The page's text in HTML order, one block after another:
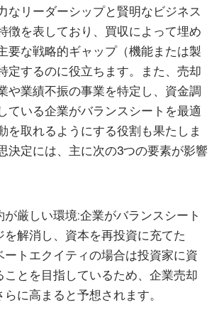
なリーダーシップと賢明なビジネス
徴を表しており、買収によって埋め
要な戦略的ギャップ（機能または製
定するのに役立ちます。また、売却
や業績不振の事業を特定し、資金調
ている企業がバランスシートを最適
を取れるようにする役割も果たしま
決定には、主に次の3つの要素が影響
が厳しい環境:企業がバランスシート
を解消し、資本を再投資に充てた
ートエクイティの場合は投資家に資
ことを目指しているため、企業売却
に高まると予想されます。